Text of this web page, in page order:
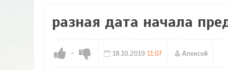
разная дата начала
- 18.10.2019 11:07 Алексей